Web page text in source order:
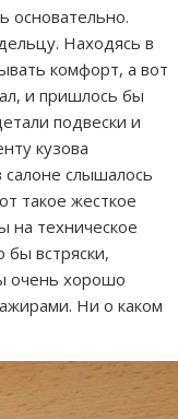
основательно.
Находясь в
комфорт, а вот
и пришлось бы
подвески и
кузова
салоне слышалось
такое жесткое
на техническое
бы встряски,
очень хорошо
Ни о каком